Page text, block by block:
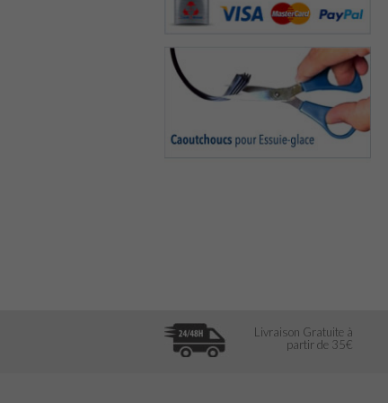
Livraison Gratuite à
partir de 35€